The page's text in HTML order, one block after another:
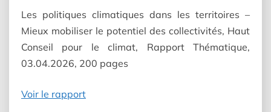
Les politiques climatiques dans les territoires –
Mieux mobiliser le potentiel des collectivités, Haut
Conseil pour le climat, Rapport Thématique,
03.04.2026, 200 pages
Voir le rapport